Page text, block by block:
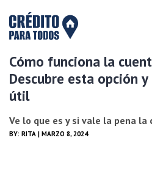
Cómo funciona la
Descubre esta opción
útil
Ve lo que es y si vale la pena la
BY: RITA | MARZO 8, 2024